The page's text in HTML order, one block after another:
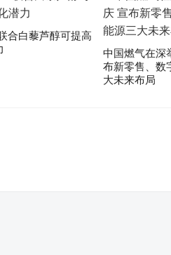
合白藜芦醇可提高
中国燃气在深
布新零售、数
大未来布局